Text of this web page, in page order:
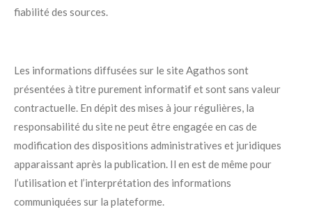
fiabilité des sources.
Les informations diffusées sur le site Agathos sont
présentées à titre purement informatif et sont sans valeur
contractuelle. En dépit des mises à jour régulières, la
responsabilité du site ne peut être engagée en cas de
modification des dispositions administratives et juridiques
apparaissant après la publication. Il en est de même pour
l’utilisation et l’interprétation des informations
communiquées sur la plateforme.